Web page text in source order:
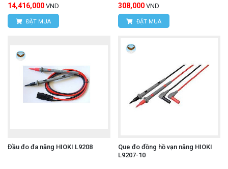
Dây đo chính có công tắc điều khiển từ xa (model
L9788-10).
Dây nối đất (Earth lead) màu đen.
Kẹp cá sấu màu đen.
Chiều dài dây:1.2 mét (khoảng 3.94 feet).
14,416,000 VND
ĐẶT MUA
308,000 VND
ĐẶT MUA
Đầu đo đa năng HIOKI L9208
Que đo đồng hồ vạn năng HIOKI
L9207-10